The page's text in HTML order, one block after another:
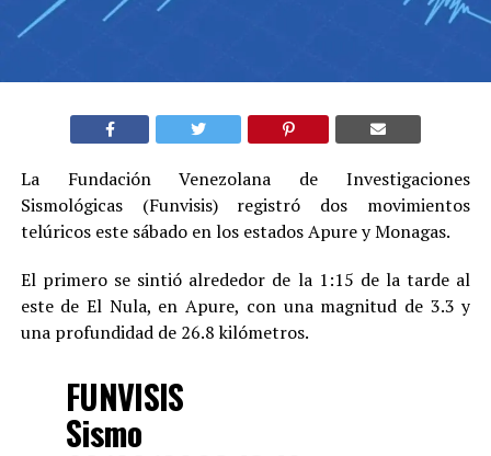
La Fundación Venezolana de Investigaciones
Sismológicas (Funvisis) registró dos movimientos
telúricos este sábado en los estados Apure y Monagas.
El primero se sintió alrededor de la 1:15 de la tarde al
este de El Nula, en Apure, con una magnitud de 3.3 y
una profundidad de 26.8 kilómetros.
FUNVISIS
Sismo